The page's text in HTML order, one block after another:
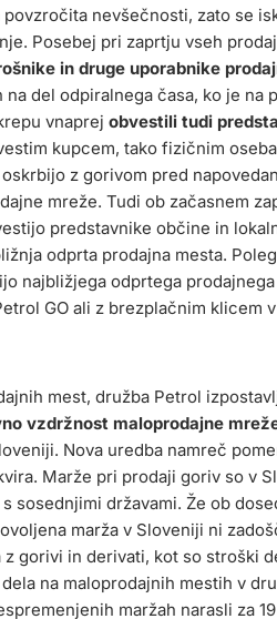
nevšečnosti, zato se
Posebej pri zaprtju vseh
in druge uporabnike
del odpiralnega časa, ko je na
vnaprej obvestili tudi
kupcem, tako fizičnim
z gorivom pred
mreže. Tudi ob začasnem
predstavnike občine in
odprta prodajna mesta.
najbližjega odprtega prodajnega
GO ali z brezplačnim klicem
mest, družba Petrol
vzdržnost maloprodajne
Nova uredba namreč
Marže pri prodaji goriv so v
sosednjimi državami. Že ob
marža v Sloveniji ni
gorivi in derivati, kot so stroški
na maloprodajnih mestih v
maržah narasli za